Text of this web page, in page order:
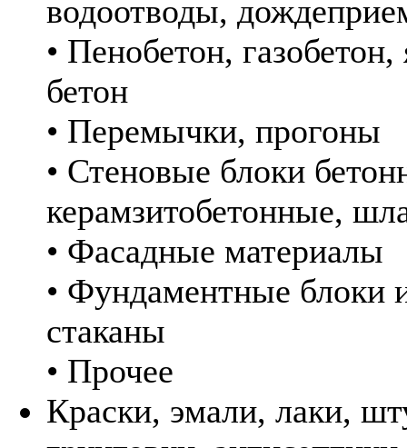
водоотводы,
• Пенобетон,
бетон
• Перемычки, прогоны
• Стеновые блоки
керамзитобетонные,
• Фасадные материалы
• Фундаментные блоки
стаканы
• Прочее
Краски, эмали, лаки,